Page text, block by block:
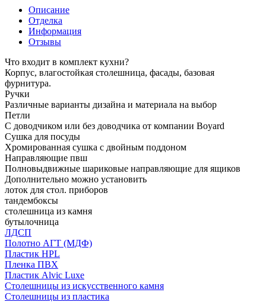
Описание
Отделка
Информация
Отзывы
Что входит в комплект кухни?
Корпус, влагостойкая столешница, фасады, базовая
фурнитура.
Ручки
Различные варианты дизайна и материала на выбор
Петли
С доводчиком или без доводчика от компании Boyard
Сушка для посуды
Хромированная сушка с двойным поддоном
Направляющие пвш
Полновыдвижные шариковые направляющие для ящиков
Дополнительно можно установить
лоток для стол. приборов
тандембоксы
столешница из камня
бутылочница
ЛДСП
Полотно АГТ (МДФ)
Пластик HPL
Пленка ПВХ
Пластик Alvic Luxe
Столешницы из искусственного камня
Столешницы из пластика